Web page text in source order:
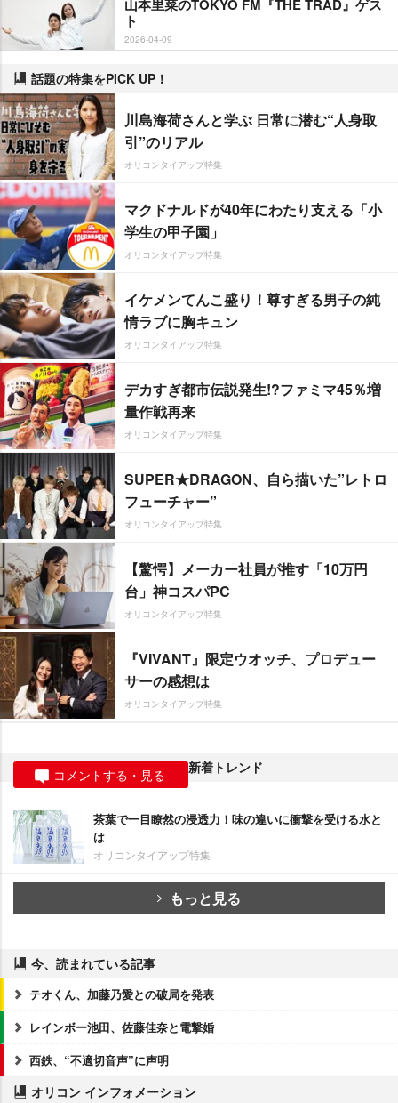
山本里菜のTOKYO FM『THE TRAD』ゲス
ト
2026-04-09
話題の特集をPICK UP！
川島海荷さんと学ぶ 日常に潜む“人身取
引”のリアル
オリコンタイアップ特集
マクドナルドが40年にわたり支える「小
学生の甲子園」
オリコンタイアップ特集
イケメンてんこ盛り！尊すぎる男子の純
情ラブに胸キュン
オリコンタイアップ特集
デカすぎ都市伝説発生!?ファミマ45％増
量作戦再来
オリコンタイアップ特集
SUPER★DRAGON、自ら描いた”レトロ
フューチャー”
オリコンタイアップ特集
【驚愕】メーカー社員が推す「10万円
台」神コスパPC
オリコンタイアップ特集
『VIVANT』限定ウオッチ、プロデュー
サーの感想は
オリコンタイアップ特集
コメントする・見る 新着トレンド
茶葉で一目瞭然の浸透力！味の違いに衝撃を受ける水と
は
オリコンタイアップ特集
もっと見る
今、読まれている記事
テオくん、加藤乃愛との破局を発表
レインボー池田、佐藤佳奈と電撃婚
西鉄、“不適切音声”に声明
オリコン インフォメーション